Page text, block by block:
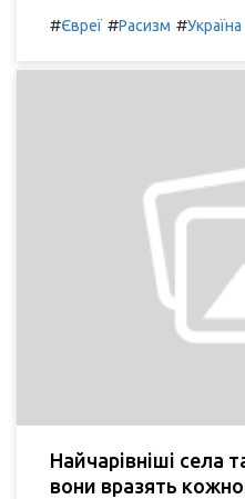
#Євреї #Расизм #Україна
Найчарівніші села
вони вразять